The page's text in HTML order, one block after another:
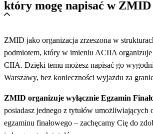
który mogę napisać w ZMID
ZMID jako organizacja zrzeszona w
podmiotem, który w imieniu ACIIA organizuje
CIIA. Dzięki temu możesz napisać go
Warszawy, bez konieczności wyjazdu za
ZMID organizuje wyłącznie Egzamin
posiadasz jednego z tytułów umożliwiających
egzaminu finałowego – zachęcamy Cię do